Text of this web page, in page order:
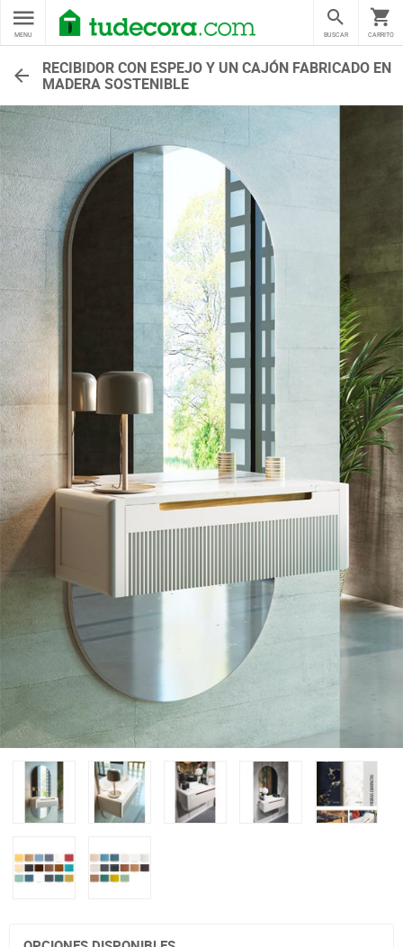
MENU CARRITO
BUSCAR
RECIBIDOR CON ESPEJO Y UN CAJÓN FABRICADO EN
MADERA SOSTENIBLE